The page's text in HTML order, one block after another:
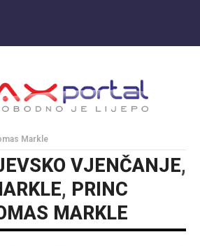
Markle
VJENČANJE,
, PRINC
MARKLE